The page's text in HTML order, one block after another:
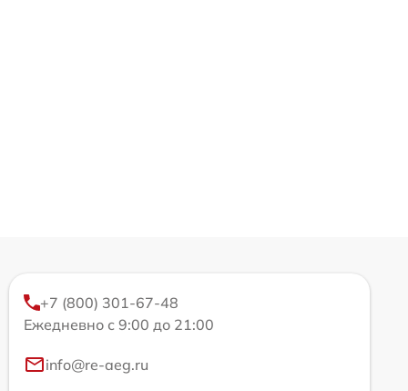
+7 (800) 301-67-48
Ежедневно с 9:00 до 21:00
info@re-aeg.ru